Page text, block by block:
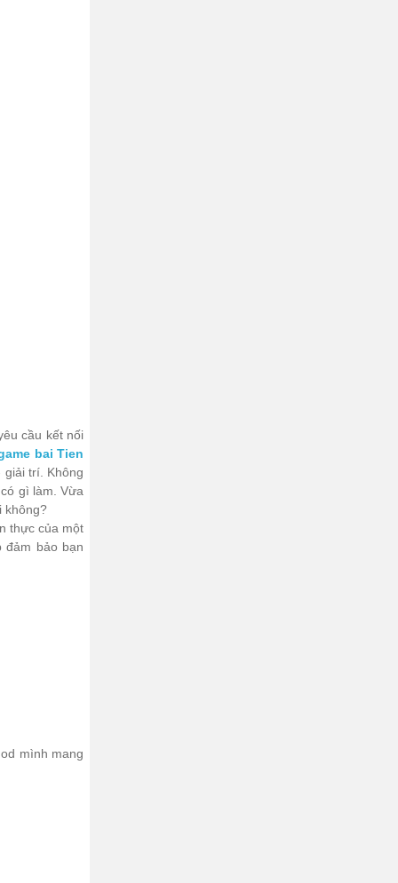
cầu kết nối
bai Tien
trí. Không
gì làm. Vừa
không?
thực của một
đảm bảo bạn
mình mang